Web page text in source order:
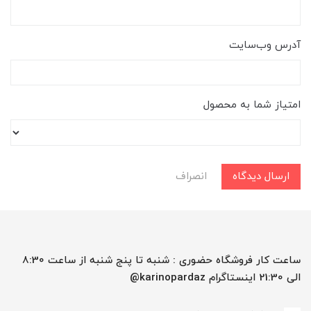
آدرس وب‌سایت
امتیاز شما به محصول
ارسال دیدگاه انصراف
ساعت کار فروشگاه حضوری : شنبه تا پنج شنبه از ساعت 8:30
الی 21:30 اینستاگرام karinopardaz@